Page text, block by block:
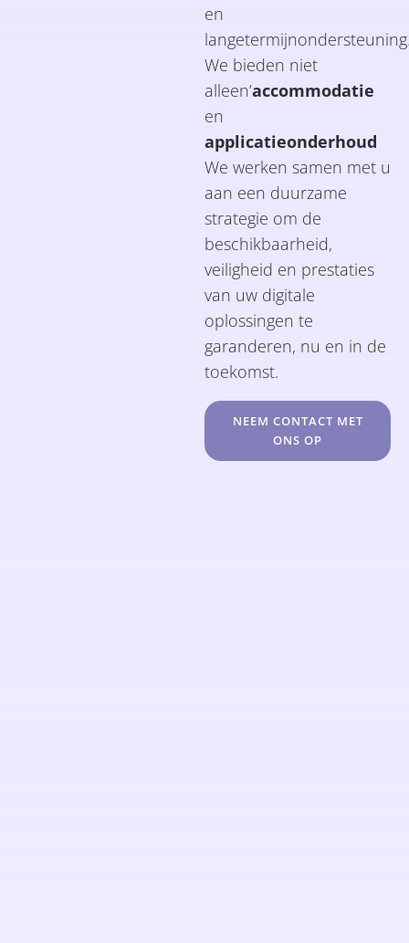
en
We bieden niet
alleen’accommodatie
en
applicatieonderhoud
We werken samen met u
aan een duurzame
strategie om de
beschikbaarheid,
veiligheid en prestaties
van uw digitale
oplossingen te
garanderen, nu en in de
toekomst.
NEEM CONTACT MET
ONS OP